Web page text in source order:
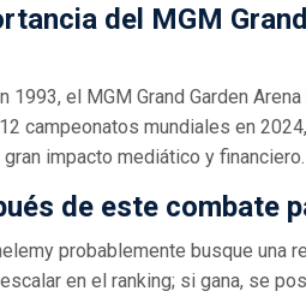
del MGM
1993, el MGM Grand Garden
campeonatos mundiales en
impacto mediático y financiero.
de este combate
probablemente busque una
en el ranking; si gana, se